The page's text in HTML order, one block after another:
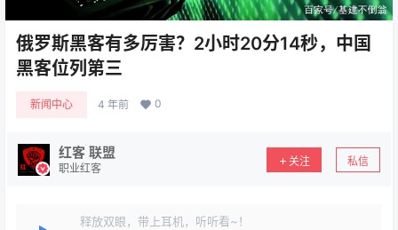
俄罗斯黑客有多厉害？2小时20分14秒，中国
黑客位列第三
新闻中心 4 年前 0
红客 联盟
职业红客
关注 私信
释放双眼，带上耳机，听听看~！